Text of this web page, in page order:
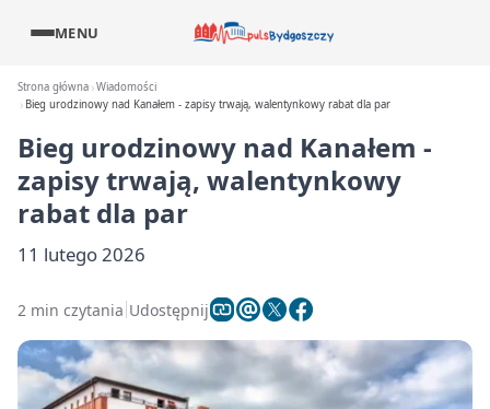
MENU
Strona główna Wiadomości
Bieg urodzinowy nad Kanałem - zapisy trwają, walentynkowy rabat dla par
Bieg urodzinowy nad Kanałem -
zapisy trwają, walentynkowy
rabat dla par
11 lutego 2026
2 min czytania Udostępnij